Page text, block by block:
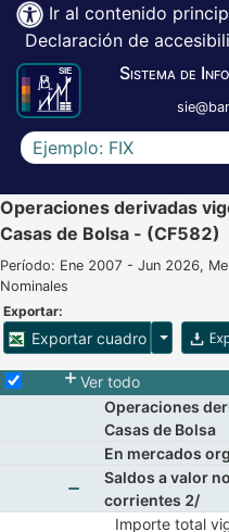
Ir al contenido
Declaración de
Sistema de
Escriba el texto a buscar
Operaciones derivadas
Casas de Bolsa - (CF582)
Período: Ene 2007 - Jun 2026,
Nominales
Exportar:
Exportar cuadro Opciones
Selecciona o desmarca todas
Ver todo
Operaciones
Casas de Bolsa
En mercados
Mostrar
Saldos a valor
corrientes 2/
Importe total